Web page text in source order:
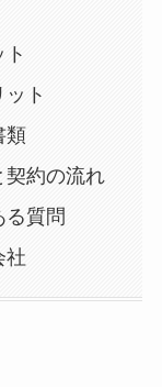
ト
類
契約の流れ
る質問
社